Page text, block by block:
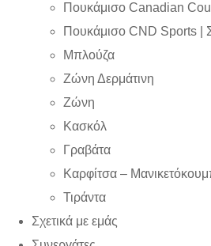
Πουκάμισο Canadian
Πουκάμισο CND Sports |
Μπλούζα
Ζώνη Δερμάτινη
Ζώνη
Κασκόλ
Γραβάτα
Καρφίτσα –
Τιράντα
Σχετικά με εμάς